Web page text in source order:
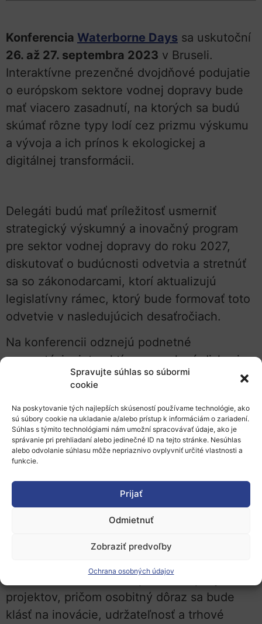
Spravujte súhlas so súbormi
cookie
Na poskytovanie tých najlepších skúseností používame technológie, ako
sú súbory cookie na ukladanie a/alebo prístup k informáciám o zariadení.
Súhlas s týmito technológiami nám umožní spracovávať údaje, ako je
správanie pri prehliadaní alebo jedinečné ID na tejto stránke. Nesúhlas
alebo odvolanie súhlasu môže nepriaznivo ovplyvniť určité vlastnosti a
funkcie.
Prijať
Odmietnuť
Zobraziť predvoľby
Ochrana osobných údajov
Konferencia Waterborne Days sa uskutoční
26. až 27. septembra 2023 v Bruseli.
Interaktívne prezenčné dvojdňové podujatie
o európskom sektore vodnej dopravy bude
mať viacero zasadnutí, na ktorých sa budú
skúmať rôzne typy lodí cez prizmu výskumu
a vývoja a ich prínos k ekologickej a
digitálnej transformácii.
Delegáti budú mať príležitosť usmerniť
strategický výskumný a inovačný program
pre sektor vodnej dopravy do roku 2027,
diskutovať o budúcnosti odvetvia a stretnúť
sa so zákonodarcami, ktorí aktualizujú
legislatívny rámec, ktorý bude formovať toto
odvetvie v nasledujúcich desaťročiach.
Na konferencii odznejú podnetné
prezentácie, interaktívne panelové diskusie,
pútavé workshopy zamerané na strategické
palivá, elektrifikácia a energetická
účinnosť. Predstavia sa tiež úspešné
projektys osobitnýmpríbehom inovácie,
udržateľnosti alebo uplatnenia n
V rámci podujatia Waterborne Days, ktoré sa
uskutoční v dňoch26. – 27. septembra
, bude technologická platforma
Waterborne spoločne s Európskou komisiou
ktoré budú oslavovať úspech európskych
projektov, pričom osobitný dôraz sa bude
klásť na inovácie, udržateľnosť a trhové